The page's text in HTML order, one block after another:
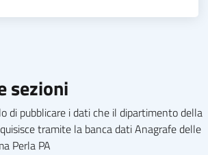
sezioni
di pubblicare i dati che il dipartimento della
tramite la banca dati Anagrafe delle
Perla PA